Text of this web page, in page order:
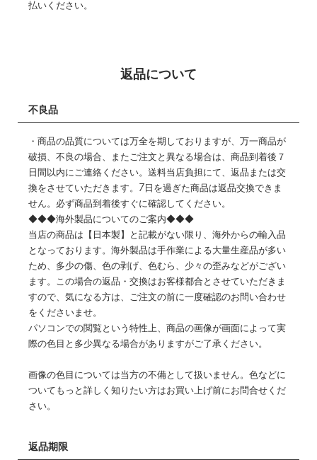
払いください。
返品について
不良品
・商品の品質については万全を期しておりますが、万一商品が
破損、不良の場合、またご注文と異なる場合は、商品到着後７
日間以内にご連絡ください。送料当店負担にて、返品または交
換をさせていただきます。7日を過ぎた商品は返品交換できま
せん。必ず商品到着後すぐに確認してください。
◆◆◆海外製品についてのご案内◆◆◆
当店の商品は【日本製】と記載がない限り、海外からの輸入品
となっております。海外製品は手作業による大量生産品が多い
ため、多少の傷、色の剥げ、色むら、少々の歪みなどがござい
ます。この場合の返品・交換はお客様都合とさせていただきま
すので、気になる方は、ご注文の前に一度確認のお問い合わせ
をくださいませ。
パソコンでの閲覧という特性上、商品の画像が画面によって実
際の色目と多少異なる場合がありますがご了承ください。
画像の色目については当方の不備として扱いません。色などに
ついてもっと詳しく知りたい方はお買い上げ前にお問合せくだ
さい。
返品期限